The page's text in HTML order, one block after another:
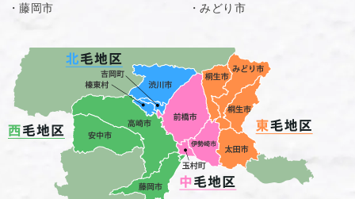
・藤岡市
・みどり市